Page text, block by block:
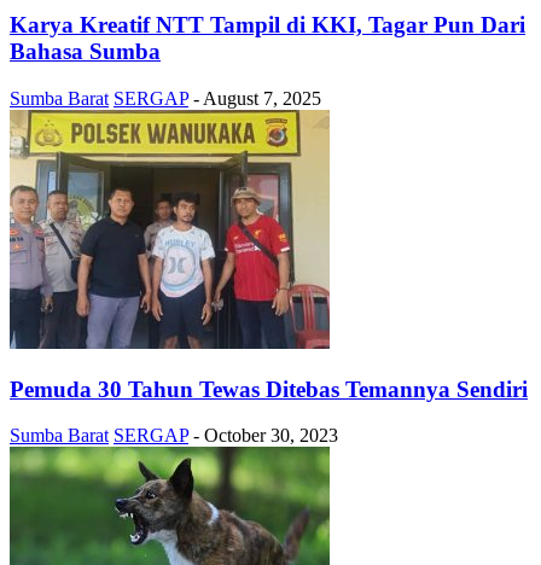
Karya Kreatif NTT Tampil di KKI, Tagar Pun Dari
Bahasa Sumba
Sumba Barat SERGAP - August 7, 2025
Pemuda 30 Tahun Tewas Ditebas Temannya Sendiri
Sumba Barat SERGAP - October 30, 2023